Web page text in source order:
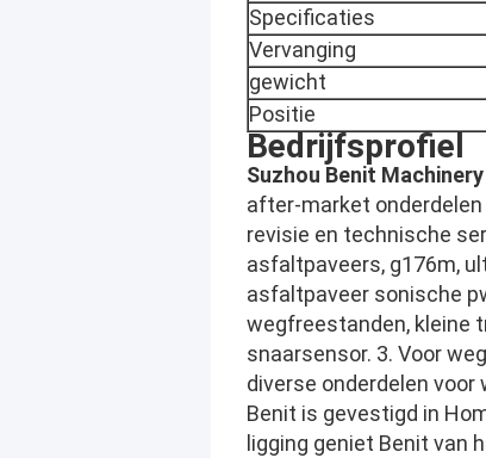
Specificaties
Vervanging
gewicht
Positie
Bedrijfsprofiel
Suzhou Benit
after-market
revisie en technische
asfaltpaveers, g176m,
asfaltpaveer sonische
wegfreestanden, kleine
snaarsensor. 3. Voor
diverse onderdelen voor
Benit is gevestigd in
ligging geniet Benit van